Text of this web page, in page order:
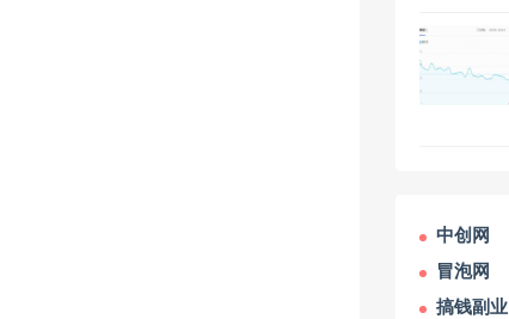
中创网
冒泡网
搞钱副业